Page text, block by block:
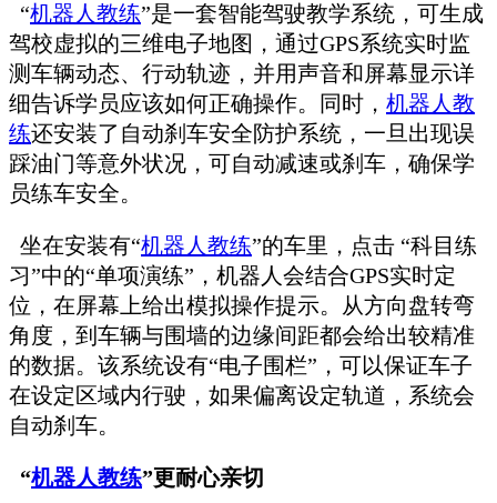
“机器人教练”是一套智能驾驶教学系统，可生成
驾校虚拟的三维电子地图，通过GPS系统实时监
测车辆动态、行动轨迹，并用声音和屏幕显示详
细告诉学员应该如何正确操作。同时， 机器人教
练还安装了自动刹车安全防护系统，一旦出现误
踩油门等意外状况，可自动减速或刹车，确保学
员练车安全。
坐在安装有“机器人教练”的车里，点击 “科目练
习”中的“单项演练”，机器人会结合GPS实时定
位，在屏幕上给出模拟操作提示。从方向盘转弯
角度，到车辆与围墙的边缘间距都会给出较精准
的数据。该系统设有“电子围栏”，可以保证车子
在设定区域内行驶，如果偏离设定轨道，系统会
自动刹车。
“机器人教练”更耐心亲切